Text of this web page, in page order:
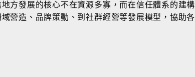
方發展的核心不在資源多寡，而在信任體系的建構
營造、品牌策動、到社群經營等發展模型，協助各